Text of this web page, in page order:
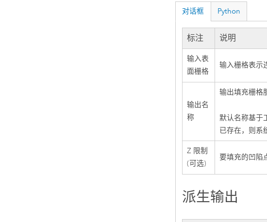
对话框 Python
标注 说明
输入表
面栅格
输入栅格表示
输出名
称
输出填充栅格
默认名称基于
已存在，则系
Z 限制
(可选)
要填充的凹陷
派生输出